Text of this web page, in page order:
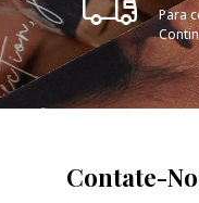
Para
Contate-